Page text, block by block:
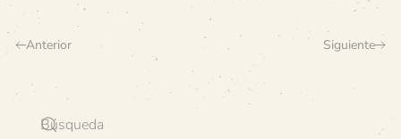
Anterior Siguiente